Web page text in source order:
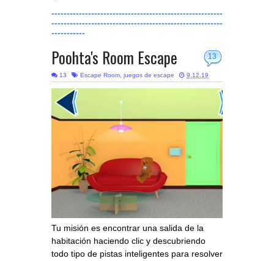
--------------------------------------------------------
--------------------------------------------------------
-----------
13
Poohta's Room Escape
13 Escape Room, juegos de escape 9.12.19
Tu misión es encontrar una salida de la
habitación haciendo clic y descubriendo
todo tipo de pistas inteligentes para resolver